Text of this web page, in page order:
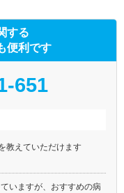
する
便利です
651
教えていただけます
いますが、おすすめの病